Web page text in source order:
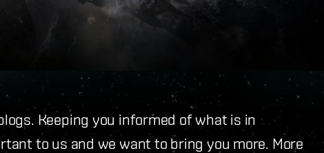
Keeping you informed of what is in
to us and we want to bring you more. More